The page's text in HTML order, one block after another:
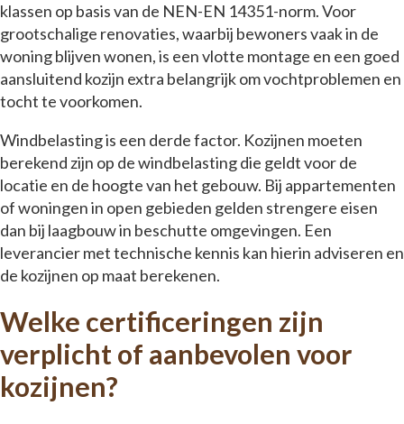
klassen op basis van de NEN-EN 14351-norm. Voor
grootschalige renovaties, waarbij bewoners vaak in de
woning blijven wonen, is een vlotte montage en een goed
aansluitend kozijn extra belangrijk om vochtproblemen en
tocht te voorkomen.
Windbelasting is een derde factor. Kozijnen moeten
berekend zijn op de windbelasting die geldt voor de
locatie en de hoogte van het gebouw. Bij appartementen
of woningen in open gebieden gelden strengere eisen
dan bij laagbouw in beschutte omgevingen. Een
leverancier met technische kennis kan hierin adviseren en
de kozijnen op maat berekenen.
Welke certificeringen zijn
verplicht of aanbevolen voor
kozijnen?